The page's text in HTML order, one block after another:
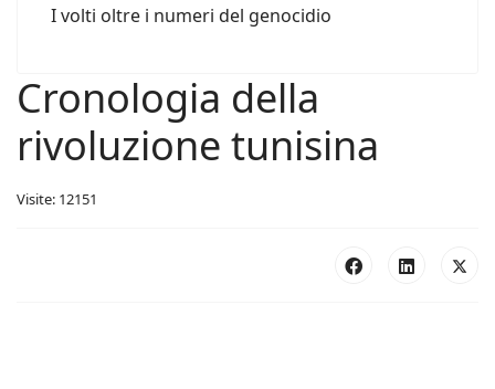
I volti oltre i numeri del genocidio
Cronologia della
rivoluzione tunisina
Visite: 12151